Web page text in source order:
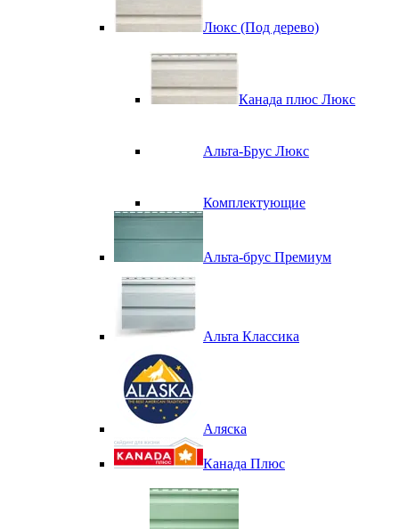
Люкс (Под дерево)
Канада плюс Люкс
Альта-Брус Люкс
Комплектующие
Альта-брус Премиум
Альта Классика
Аляска
Канада Плюс